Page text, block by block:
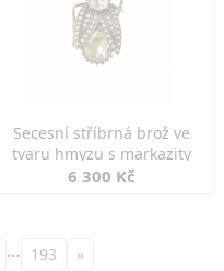
Secesní stříbrná brož ve
tvaru hmyzu s markazity
6 300 Kč
… 193 »